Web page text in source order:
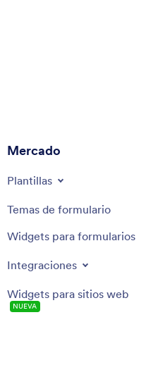
Mercado
Plantillas
Temas de formulario
Widgets para formularios
Integraciones
Widgets para sitios web
NUEVA